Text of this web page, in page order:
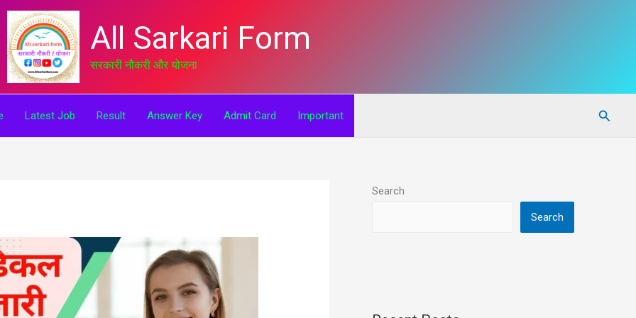
All Sarkari Form
सरकारी नौकरी और योजना
Latest Job Result Answer Key Admit Card Important
Search
Search